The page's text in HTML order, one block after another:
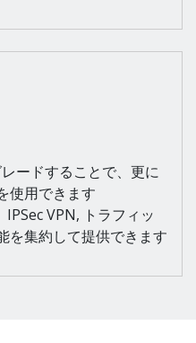
ードすることで、更に
使用できます
VPN, トラフィッ
を集約して提供できます